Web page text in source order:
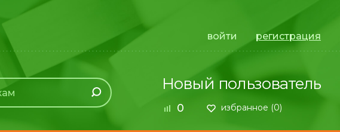
войти регистрация
Новый пользователь
0 избранное (0)